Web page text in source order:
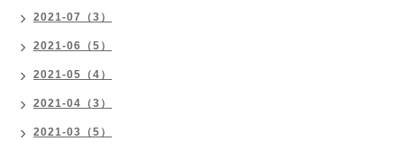
2021-07（3）
2021-06（5）
2021-05（4）
2021-04（3）
2021-03（5）